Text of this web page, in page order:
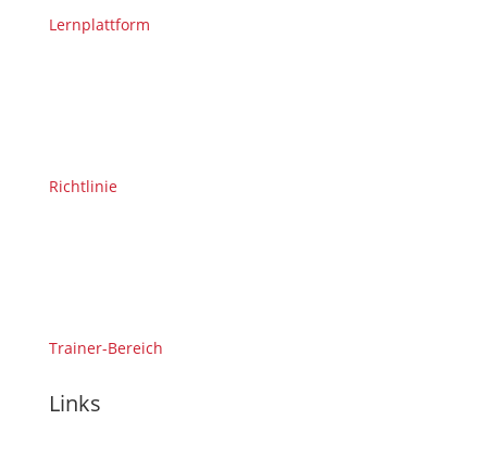
Lernplattform
Richtlinie
Trainer-Bereich
Links